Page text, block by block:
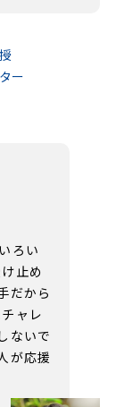
ー
ろい
止め
だから
ャレ
ないで
が応援